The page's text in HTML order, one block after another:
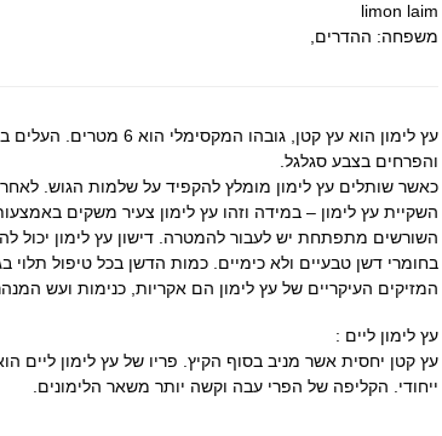
limon laim
משפחה: ההדרים,
עץ לימון הוא עץ קטן,
והפרחים בצבע סגלגל.
כאשר שותלים עץ לימון מומלץ להקפיד על שלמות הגוש. לאחר
השקיית עץ לימון – במידה וזהו עץ לימון צעיר משקים
השורשים מתפתחת יש לעבור להמטרה. דישון עץ לימון יכול
בחומרי דשן טבעיים ולא כימיים. כמות הדשן בכל טיפול תלוי
המזיקים העיקריים של עץ לימון הם אקריות, כנימות ועש
עץ לימון ליים :
עץ קטן יחסית אשר מניב בסוף הקיץ. פריו של עץ לימון ליים
ייחודי. הקליפה של הפרי עבה וקשה יותר משאר הלימונים.